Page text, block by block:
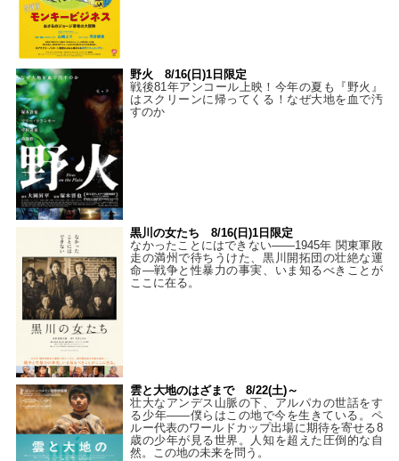
野火 8/16(日)1日限定
戦後81年アンコール上映！今年の夏も『野火』
はスクリーンに帰ってくる！なぜ大地を血で汚
すのか
黒川の女たち 8/16(日)1日限定
なかったことにはできない——1945年 関東軍敗
走の満州で待ちうけた、黒川開拓団の壮絶な運
命―戦争と性暴力の事実、いま知るべきことが
ここに在る。
雲と大地のはざまで 8/22(土)～
壮大なアンデス山脈の下、アルパカの世話をす
る少年――僕らはこの地で今を生きている。ペ
ルー代表のワールドカップ出場に期待を寄せる8
歳の少年が見る世界。人知を超えた圧倒的な自
然。この地の未来を問う。